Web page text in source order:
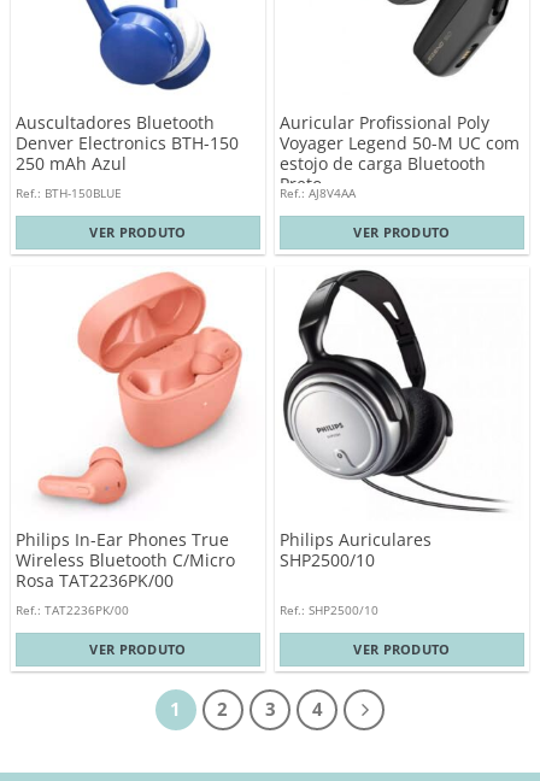
Auscultadores Bluetooth
Denver Electronics BTH-150
250 mAh Azul
Ref.: BTH-150BLUE
VER PRODUTO
Auricular Profissional Poly
Voyager Legend 50-M UC com
estojo de carga Bluetooth
Preto
Ref.: AJ8V4AA
VER PRODUTO
Philips In-Ear Phones True
Wireless Bluetooth C/Micro
Rosa TAT2236PK/00
Ref.: TAT2236PK/00
VER PRODUTO
Philips Auriculares
SHP2500/10
Ref.: SHP2500/10
VER PRODUTO
1 2 3 4